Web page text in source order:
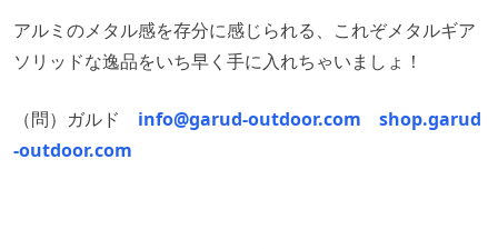
アルミのメタル感を存分に感じられる、これぞメタルギア
ソリッドな逸品をいち早く手に入れちゃいましょ！
（問）ガルド info@garud-outdoor.com
shop.garud
-outdoor.com